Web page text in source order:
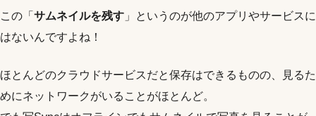
この「 サムネイルを残す 」というのが他のアプリやサービスに
はないんですよね！
ほとんどのクラウドサービスだと保存はできるものの、見るた
めにネットワークがいることがほとんど。